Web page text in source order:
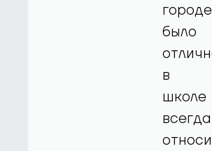
городе
было
в
школе
всегда